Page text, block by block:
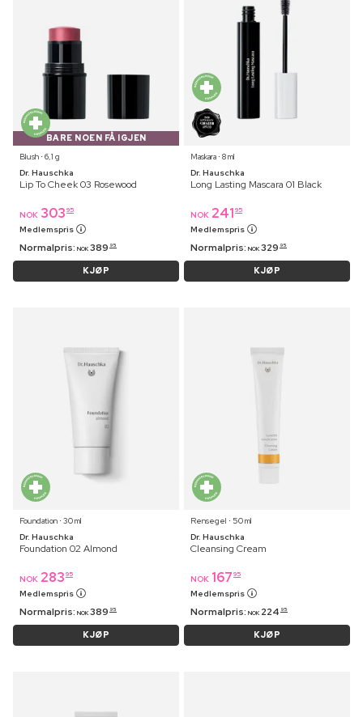
BARE NOEN FÅ IGJEN
Blush ⋅ 6,1 g
Dr. Hauschka
Lip To Cheek 03 Rosewood
NOK 303 95
Medlemspris
Normalpris: NOK 389 95
KJØP
Maskara ⋅ 8 ml
Dr. Hauschka
Long Lasting Mascara 01 Black
NOK 241 95
Medlemspris
Normalpris: NOK 329 95
KJØP
Foundation ⋅ 30 ml
Dr. Hauschka
Foundation 02 Almond
NOK 283 95
Medlemspris
Normalpris: NOK 389 95
KJØP
Rensegel ⋅ 50 ml
Dr. Hauschka
Cleansing Cream
NOK 167 95
Medlemspris
Normalpris: NOK 224 95
KJØP